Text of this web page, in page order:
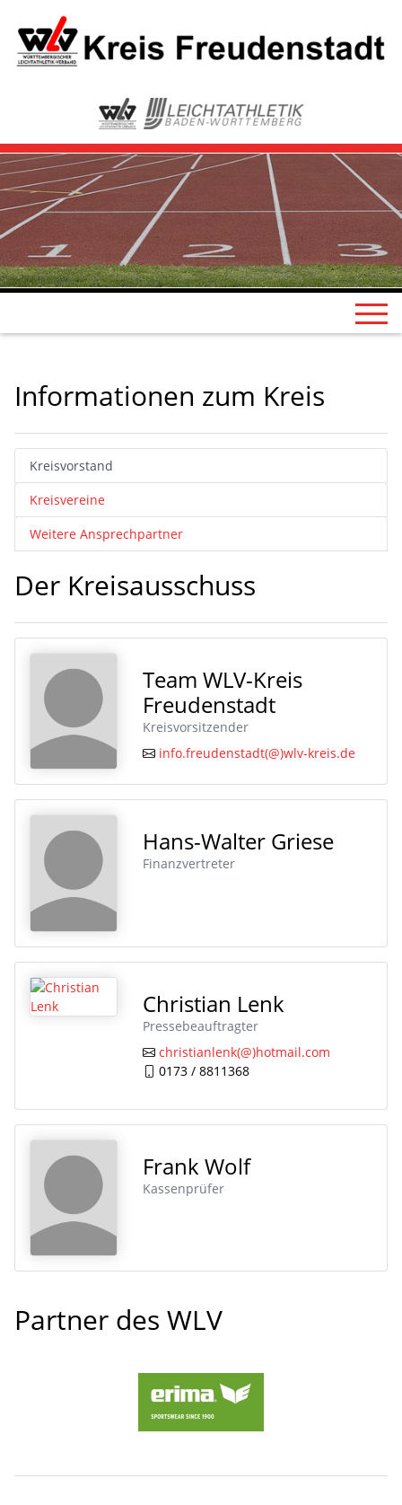
Informationen zum Kreis
Kreisvorstand
Kreisvereine
Weitere Ansprechpartner
Der Kreisausschuss
Team WLV-Kreis
Freudenstadt
Kreisvorsitzender
info.freudenstadt(@)wlv-kreis.de
Hans-Walter Griese
Finanzvertreter
Christian Lenk
Pressebeauftragter
christianlenk(@)hotmail.com
0173 / 8811368
Frank Wolf
Kassenprüfer
Partner des WLV